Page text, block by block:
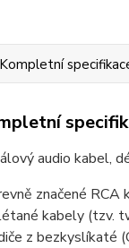
Kompletní
audio kabel,
značené
kabely (tzv.
z bezkyslíkaté